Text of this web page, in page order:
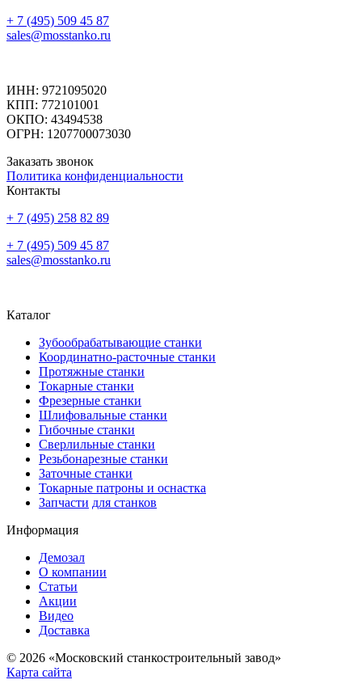
+ 7 (495) 509 45 87
sales@mosstanko.ru
ИНН: 9721095020
КПП: 772101001
ОКПО: 43494538
ОГРН: 1207700073030
Заказать звонок
Политика конфиденциальности
Контакты
+ 7 (495) 258 82 89
+ 7 (495) 509 45 87
sales@mosstanko.ru
Каталог
Зубообрабатывающие станки
Координатно-расточные станки
Протяжные станки
Токарные станки
Фрезерные станки
Шлифовальные станки
Гибочные станки
Сверлильные станки
Резьбонарезные станки
Заточные станки
Токарные патроны и оснастка
Запчасти для станков
Информация
Демозал
О компании
Статьи
Акции
Видео
Доставка
© 2026 «Московский станкостроительный завод»
Карта сайта